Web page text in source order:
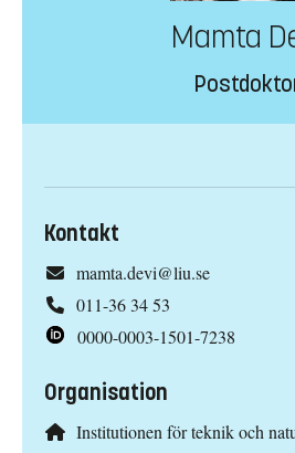
Mamta
Kontakt
mamta.devi@liu.se
011-36 34 53
0000-0003-1501-7238
Organisation
Institutionen för teknik och